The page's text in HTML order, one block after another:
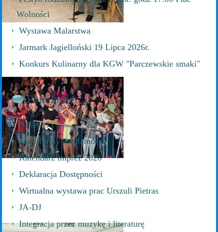
Wydarzenia 2016
Wydarzenia 2015
Dni Parczewa
Wolności
Wystawa Malarstwa
Jarmark Jagielloński 19 Lipca 2026r.
Konkurs Kulinarny dla KGW "Parczewskie smaki"
Popularne
Home
Stałe formy działalności
Kalendarz imprez 2026
Deklaracja Dostępności
Wirtualna wystawa prac Urszuli Pietras
JA-DJ
Integracja przez muzykę i literaturę